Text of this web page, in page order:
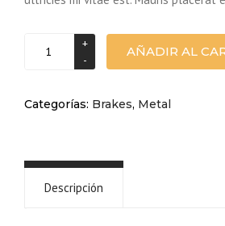
AÑADIR AL
Categorías: Brakes, Metal
Descripción